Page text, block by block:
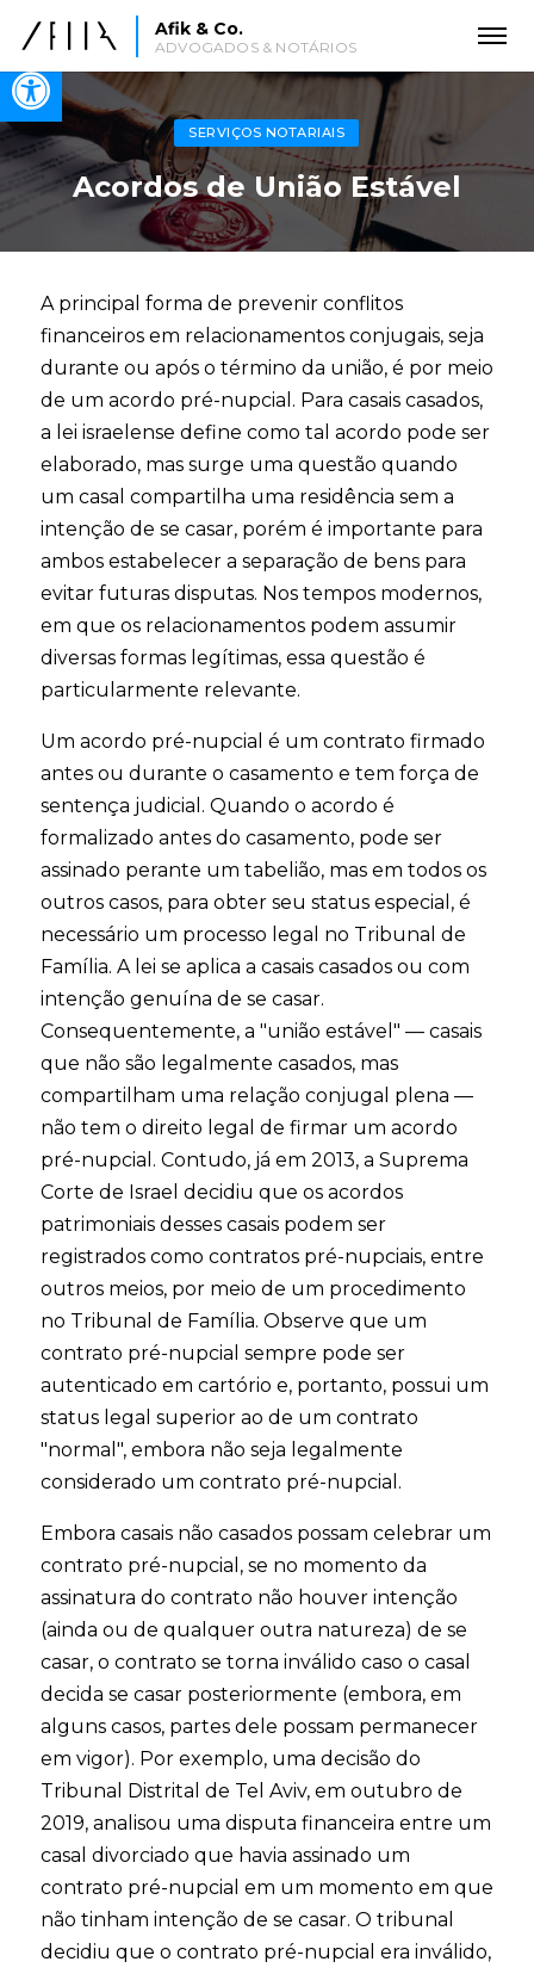
Open toolbar
Afik & Co.
ADVOGADOS & NOTÁRIOS
SERVIÇOS NOTARIAIS
Acordos de União Estável
A principal forma de prevenir conflitos
financeiros em relacionamentos conjugais, seja
durante ou após o término da união, é por meio
de um acordo pré-nupcial. Para casais casados,
a lei israelense define como tal acordo pode ser
elaborado, mas surge uma questão quando
um casal compartilha uma residência sem a
intenção de se casar, porém é importante para
ambos estabelecer a separação de bens para
evitar futuras disputas. Nos tempos modernos,
em que os relacionamentos podem assumir
diversas formas legítimas, essa questão é
particularmente relevante.
Um acordo pré-nupcial é um contrato firmado
antes ou durante o casamento e tem força de
sentença judicial. Quando o acordo é
formalizado antes do casamento, pode ser
assinado perante um tabelião, mas em todos os
outros casos, para obter seu status especial, é
necessário um processo legal no Tribunal de
Família. A lei se aplica a casais casados ​​ou com
intenção genuína de se casar.
Consequentemente, a "união estável" — casais
que não são legalmente casados, mas
compartilham uma relação conjugal plena —
não tem o direito legal de firmar um acordo
pré-nupcial. Contudo, já em 2013, a Suprema
Corte de Israel decidiu que os acordos
patrimoniais desses casais podem ser
registrados como contratos pré-nupciais, entre
outros meios, por meio de um procedimento
no Tribunal de Família. Observe que um
contrato pré-nupcial sempre pode ser
autenticado em cartório e, portanto, possui um
status legal superior ao de um contrato
"normal", embora não seja legalmente
considerado um contrato pré-nupcial.
Embora casais não casados ​​possam celebrar um
contrato pré-nupcial, se no momento da
assinatura do contrato não houver intenção
(ainda ou de qualquer outra natureza) de se
casar, o contrato se torna inválido caso o casal
decida se casar posteriormente (embora, em
alguns casos, partes dele possam permanecer
em vigor). Por exemplo, uma decisão do
Tribunal Distrital de Tel Aviv, em outubro de
2019, analisou uma disputa financeira entre um
casal divorciado que havia assinado um
contrato pré-nupcial em um momento em que
não tinham intenção de se casar. O tribunal
decidiu que o contrato pré-nupcial era inválido,